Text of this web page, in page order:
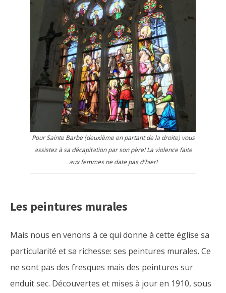
Pour Sainte Barbe (deuxième en partant de la droite) vous
assistez à sa décapitation par son père! La violence faite
aux femmes ne date pas d'hier!
Les peintures murales
Mais nous en venons à ce qui donne à cette église sa
particularité et sa richesse: ses peintures murales. Ce
ne sont pas des fresques mais des peintures sur
enduit sec. Découvertes et mises à jour en 1910, sous